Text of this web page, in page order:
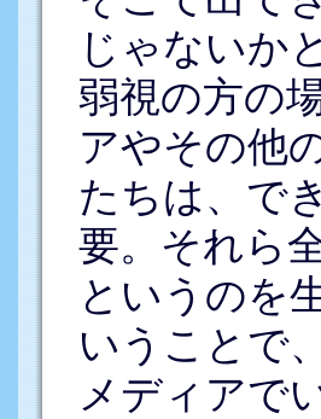
じゃないか
弱視の方の
アやその他
たちは、で
要。それら
というのを
いうことで
メディアで